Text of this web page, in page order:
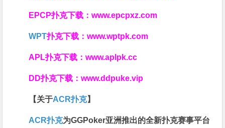
EPCP扑克下载：www.epcpxz.com
WPT扑克下载：www.wptpk.com
APL扑克下载：www.aplpk.cc
DD扑克下载：www.ddpuke.vip
【关于ACR扑克】
ACR扑克为GGPoker亚洲推出的全新扑克赛事平台